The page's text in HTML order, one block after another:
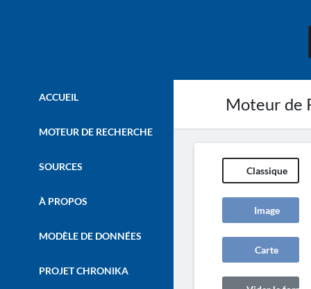
Moteur de
ACCUEIL
MOTEUR DE RECHERCHE
SOURCES
À PROPOS
MODÈLE DE DONNÉES
PROJET CHRONIKA
Classique
Image
Carte